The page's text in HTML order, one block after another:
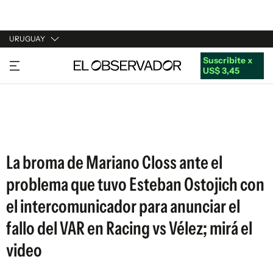
URUGUAY
URUGUAY
ARGENTINA
Suscribite x
US$ 3,45
La broma de Mariano Closs ante el
problema que tuvo Esteban Ostojich con
el intercomunicador para anunciar el
fallo del VAR en Racing vs Vélez; mirá el
video